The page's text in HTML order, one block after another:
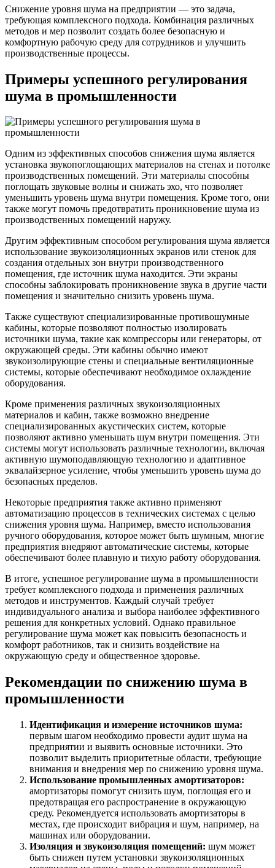
Снижение уровня шума на предприятии — это задача,
требующая комплексного подхода. Комбинация различных
методов и мер позволит создать более безопасную и
комфортную рабочую среду для сотрудников и улучшить
производственные процессы.
Примеры успешного регулирования
шума в промышленности
Одним из эффективных способов снижения шума является
установка звукопоглощающих материалов на стенах и потолке
производственных помещений. Эти материалы способны
поглощать звуковые волны и снижать эхо, что позволяет
уменьшить уровень шума внутри помещения. Кроме того, они
также могут помочь предотвратить проникновение шума из
производственных помещений наружу.
Другим эффективным способом регулирования шума является
использование звукоизоляционных экранов или стенок для
создания отдельных зон внутри производственного
помещения, где источник шума находится. Эти экраны
способны заблокировать проникновение звука в другие части
помещения и значительно снизить уровень шума.
Также существуют специализированные противошумные
кабины, которые позволяют полностью изолировать
источники шума, такие как компрессоры или генераторы, от
окружающей среды. Эти кабины обычно имеют
звукоизолирующие стены и специальные вентиляционные
системы, которые обеспечивают необходимое охлаждение
оборудования.
Кроме применения различных звукоизоляционных
материалов и кабин, также возможно внедрение
специализированных акустических систем, которые
позволяют активно уменьшать шум внутри помещения. Эти
системы могут использовать различные технологии, включая
активную шумоподавляющую технологию и адаптивное
эквалайзерное усиление, чтобы уменьшить уровень шума до
безопасных пределов.
Некоторые предприятия также активно применяют
автоматизацию процессов в технических системах с целью
снижения уровня шума. Например, вместо использования
ручного оборудования, которое может быть шумным, многие
предприятия внедряют автоматические системы, которые
обеспечивают более плавную и тихую работу оборудования.
В итоге, успешное регулирование шума в промышленности
требует комплексного подхода и применения различных
методов и инструментов. Каждый случай требует
индивидуального анализа и выбора наиболее эффективного
решения для конкретных условий. Однако правильное
регулирование шума может как повысить безопасность и
комфорт работников, так и снизить воздействие на
окружающую среду и общественное здоровье.
Рекомендации по снижению шума в
промышленности
Идентификация и измерение источников шума:
первым шагом необходимо провести аудит шума на
предприятии и выявить основные источники. Это
позволит выделить приоритетные области, требующие
внимания и внедрения мер по снижению уровня шума.
Использование промышленных амортизаторов:
амортизаторы помогут снизить шум, поглощая его и
предотвращая его распространение в окружающую
среду. Рекомендуется использовать амортизаторы в
местах, где происходит вибрация и шум, например, на
машинах или оборудовании.
Изоляция и звукоизоляция помещений: шум может
быть снижен путем установки звукоизоляционных